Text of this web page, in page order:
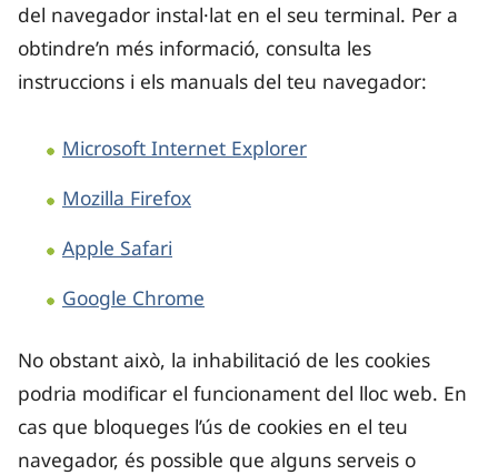
del navegador instal·lat en el seu terminal. Per a
obtindre’n més informació, consulta les
instruccions i els manuals del teu navegador:
Microsoft Internet Explorer
Mozilla Firefox
Apple Safari
Google Chrome
No obstant això, la inhabilitació de les cookies
podria modificar el funcionament del lloc web. En
cas que bloqueges l’ús de cookies en el teu
navegador, és possible que alguns serveis o